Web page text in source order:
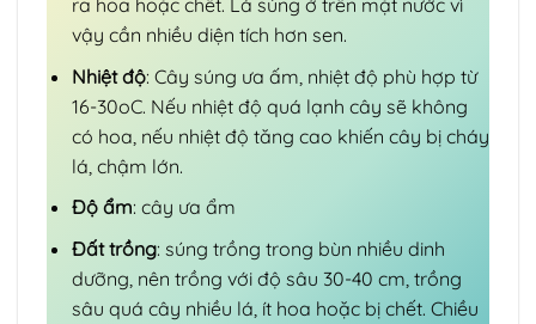
ra hoa hoặc chết. Lá súng ở trên mặt nước vì
vậy cần nhiều diện tích hơn sen.
Nhiệt độ: Cây súng ưa ấm, nhiệt độ phù hợp từ
16-30oC. Nếu nhiệt độ quá lạnh cây sẽ không
có hoa, nếu nhiệt độ tăng cao khiến cây bị cháy
lá, chậm lớn.
Độ ẩm: cây ưa ẩm
Đất trồng: súng trồng trong bùn nhiều dinh
dưỡng, nên trồng với độ sâu 30-40 cm, trồng
sâu quá cây nhiều lá, ít hoa hoặc bị chết. Chiều